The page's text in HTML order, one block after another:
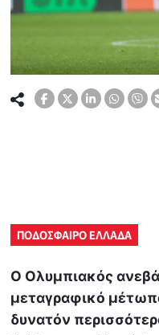
ΠΟΔΟΣΦΑΙΡΟ ΕΛΛΑΔΑ
Ο Ολυμπιακός
μεταγραφικό
δυνατόν